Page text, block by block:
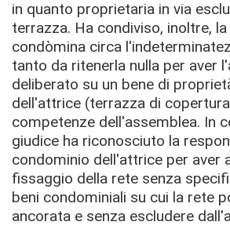
in quanto proprietaria in via
terrazza. Ha condiviso, inoltre,
condòmina circa
tanto da ritenerla nulla per aver
deliberato su un bene di
dell'attrice (terrazza di
competenze dell'assemblea. In
giudice ha riconosciuto la
condominio dell'attrice per aver
fissaggio della rete senza
beni condominiali su cui la rete
ancorata e senza escludere